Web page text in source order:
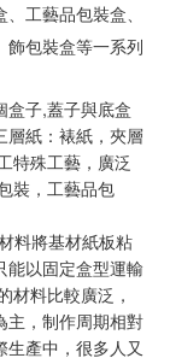
工藝品包裝盒、
飾包裝盒等一系列
盒子,蓋子與底盒
層紙：裱紙，夾層
特殊工藝，廣泛
裝，工藝品包
料將基材紙板粘
能以固定盒型運輸
材料比較廣泛，
主，制作周期相對
產中，很多人又